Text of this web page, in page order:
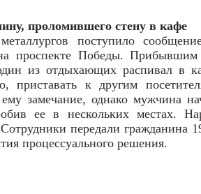
проломившего стену в кафе
поступило
проспекте Победы.
из отдыхающих распивал в
приставать к другим
замечание, однако мужчина
ее в нескольких местах.
передали гражданина
процессуального решения.